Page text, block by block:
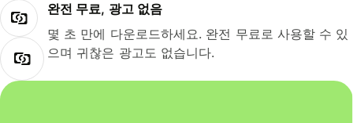
완전 무료, 광고 없음
몇 초 만에 다운로드하세요. 완전 무료로 사용할 수 있
으며 귀찮은 광고도 없습니다.